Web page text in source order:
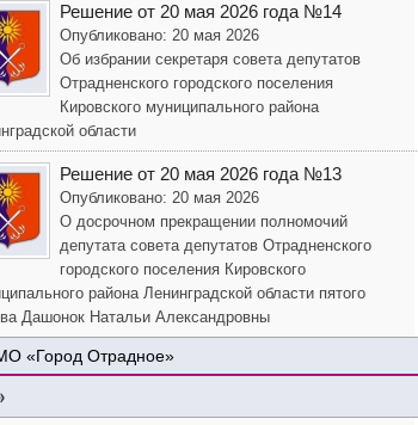
Решение от 20 мая 2026 года №14
Опубликовано: 20 мая 2026
Об избрании секретаря совета депутатов
Отрадненского городского поселения
Кировского муниципального района
области
Решение от 20 мая 2026 года №13
Опубликовано: 20 мая 2026
О досрочном прекращении полномочий
депутата совета депутатов Отрадненского
городского поселения Кировского
района Ленинградской области пятого
Дашонок Натальи Александровны
«Город Отрадное»